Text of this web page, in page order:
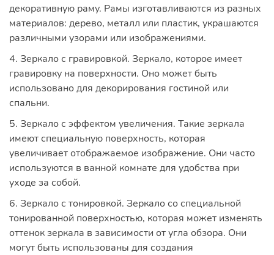
декоративную раму. Рамы изготавливаются из разных
материалов: дерево, металл или пластик, украшаются
различными узорами или изображениями.
4. Зеркало с гравировкой. Зеркало, которое имеет
гравировку на поверхности. Оно может быть
использовано для декорирования гостиной или
спальни.
5. Зеркало с эффектом увеличения. Такие зеркала
имеют специальную поверхность, которая
увеличивает отображаемое изображение. Они часто
используются в ванной комнате для удобства при
уходе за собой.
6. Зеркало с тонировкой. Зеркало со специальной
тонированной поверхностью, которая может изменять
оттенок зеркала в зависимости от угла обзора. Они
могут быть использованы для создания